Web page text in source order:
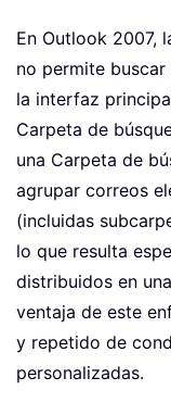
En Outlook 2007,
no permite
la interfaz
Carpeta de
una Carpeta de
agrupar correos
(incluidas
lo que resulta
distribuidos en
ventaja de este
y repetido de
personalizadas.